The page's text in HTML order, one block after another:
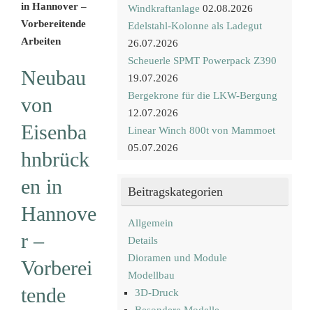
in Hannover –
Vorbereitende
Arbeiten
Neubau
von
Eisenba
hnbrück
en in
Hannove
r –
Vorberei
tende
Windkraftanlage 02.08.2026
Edelstahl-Kolonne als Ladegut
26.07.2026
Scheuerle SPMT Powerpack Z390
19.07.2026
Bergekrone für die LKW-Bergung
12.07.2026
Linear Winch 800t von Mammoet
05.07.2026
Beitragskategorien
Allgemein
Details
Dioramen und Module
Modellbau
3D-Druck